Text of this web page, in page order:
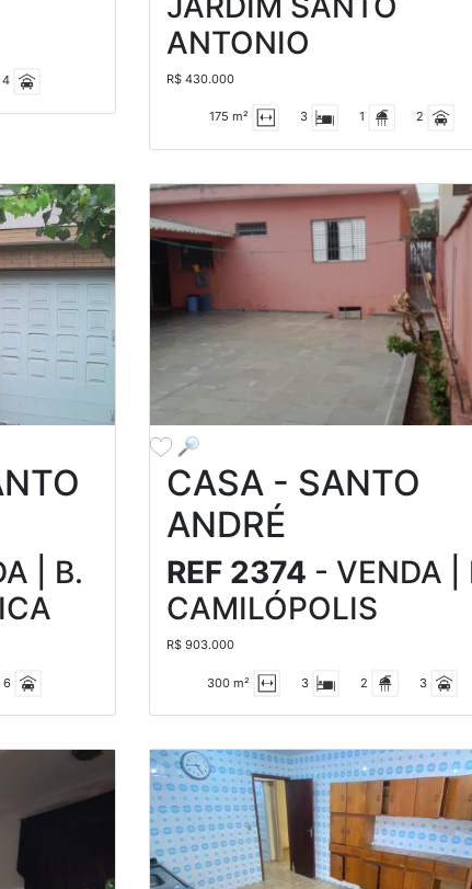
4
ANTONIO
R$ 430.000
175 m² 3 1 2
| B.
6
CASA - SANTO
ANDRÉ
REF 2374 - VENDA |
CAMILÓPOLIS
R$ 903.000
300 m² 3 2 3